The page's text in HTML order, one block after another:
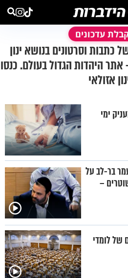
עדכונים
כתבות וסרטונים בנושא ינון
היהדות הגדול בעולם. כנסו
אזולאי
ימי
בר-לב על
–
של לומדי